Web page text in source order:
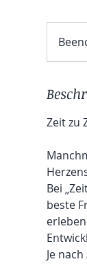
Zeit zu
Bei
beste
Je